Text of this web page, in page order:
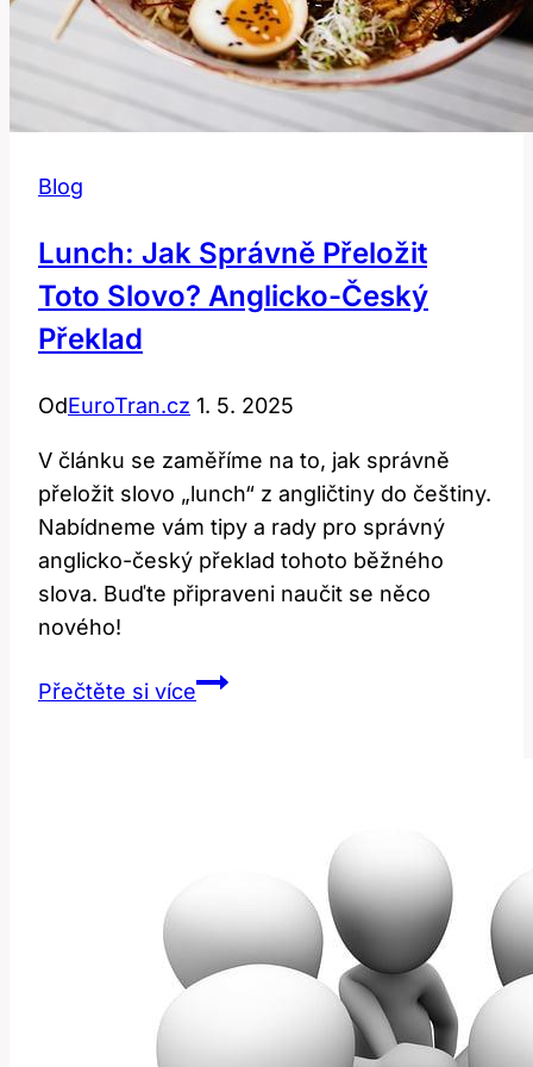
Blog
Lunch: Jak Správně Přeložit
Toto Slovo? Anglicko-Český
Překlad
OdEuroTran.cz 1. 5. 2025
V článku se zaměříme na to, jak správně
přeložit slovo „lunch“ z angličtiny do češtiny.
Nabídneme vám tipy a rady pro správný
anglicko-český překlad tohoto běžného
slova. Buďte připraveni naučit se něco
nového!
Přečtěte si víceLunch:
Překlad